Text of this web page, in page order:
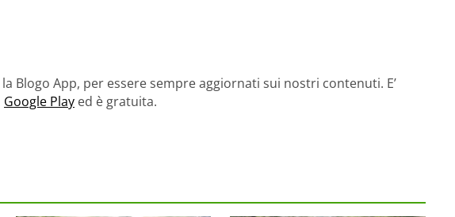
Blogo App, per essere sempre aggiornati sui nostri contenuti. E’
Google Play ed è gratuita.